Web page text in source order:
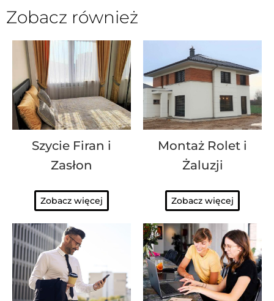
Zobacz również
Szycie Firan i
Zasłon
Zobacz więcej
Montaż Rolet i
Żaluzji
Zobacz więcej